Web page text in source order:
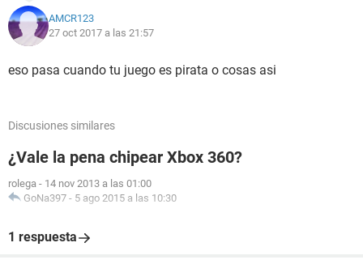
AMCR123
27 oct 2017 a las 21:57
eso pasa cuando tu juego es pirata o cosas asi
Discusiones similares
¿Vale la pena chipear Xbox 360?
rolega - 14 nov 2013 a las 01:00
GoNa397 - 5 ago 2015 a las 10:30
1 respuesta